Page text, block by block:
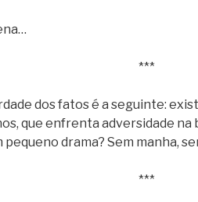
***
dos fatos é a seguinte:
que enfrenta adversidade na
pequeno drama? Sem manha,
***